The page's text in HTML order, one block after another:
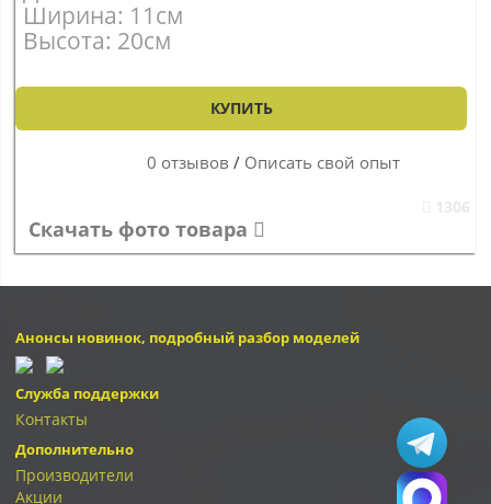
Ширина: 11см
Высота: 20см
КУПИТЬ
0 отзывов / Описать свой опыт
Скачать фото товара
Анонсы новинок, подробный разбор моделей
Служба поддержки
Контакты
Дополнительно
Производители
Акции